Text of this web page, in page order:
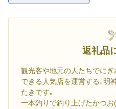
返礼品
観光客や地元の人たちでに
できる人気店を運営する､明
たきです｡
一本釣りで釣り上げたかつ